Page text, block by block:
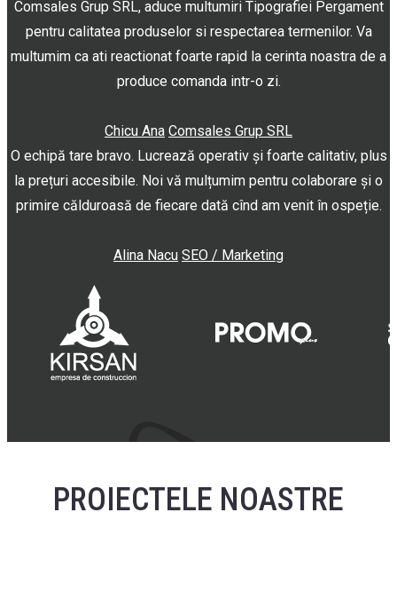
Comsales Grup SRL, aduce multumiri Tipografiei Pergament
pentru calitatea produselor si respectarea termenilor. Va
multumim ca ati reactionat foarte rapid la cerinta noastra de a
produce comanda intr-o zi.
Chicu Ana Comsales Grup SRL
O echipă tare bravo. Lucrează operativ și foarte calitativ, plus
la prețuri accesibile. Noi vă mulțumim pentru colaborare și o
primire călduroasă de fiecare dată cînd am venit în ospeție.
Alina Nacu SEO / Marketing
PROIECTELE NOASTRE